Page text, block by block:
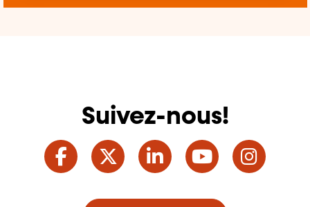
Suivez-nous!
Facebook
TwitterLinkedInYouTube